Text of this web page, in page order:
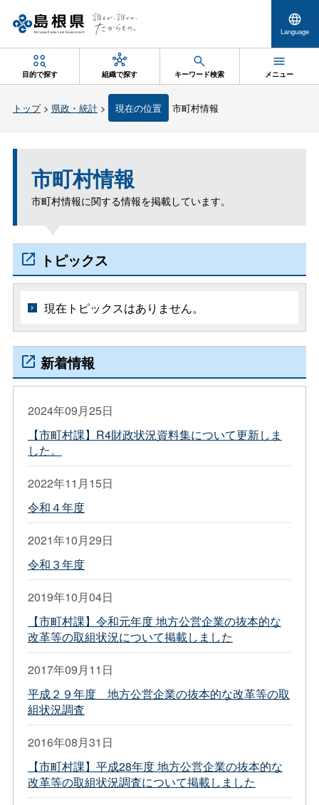
Language
目的で探す 組織で探す キーワード検索 メニュー
トップ> 県政・統計> 現在の位置 市町村情報
市町村情報
市町村情報に関する情報を掲載しています。
トピックス
現在トピックスはありません。
新着情報
2024年09月25日
【市町村課】R4財政状況資料集について更新しま
した。
2022年11月15日
令和４年度
2021年10月29日
令和３年度
2019年10月04日
【市町村課】令和元年度 地方公営企業の抜本的な
改革等の取組状況について掲載しました
2017年09月11日
平成２９年度 地方公営企業の抜本的な改革等の取
組状況調査
2016年08月31日
【市町村課】平成28年度 地方公営企業の抜本的な
改革等の取組状況調査について掲載しました